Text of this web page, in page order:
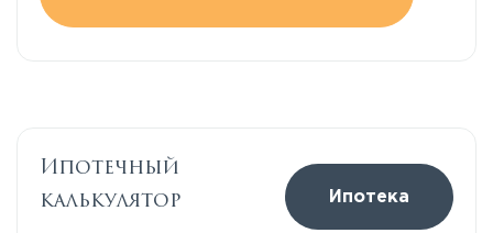
Ипотечный
калькулятор
Ипотека